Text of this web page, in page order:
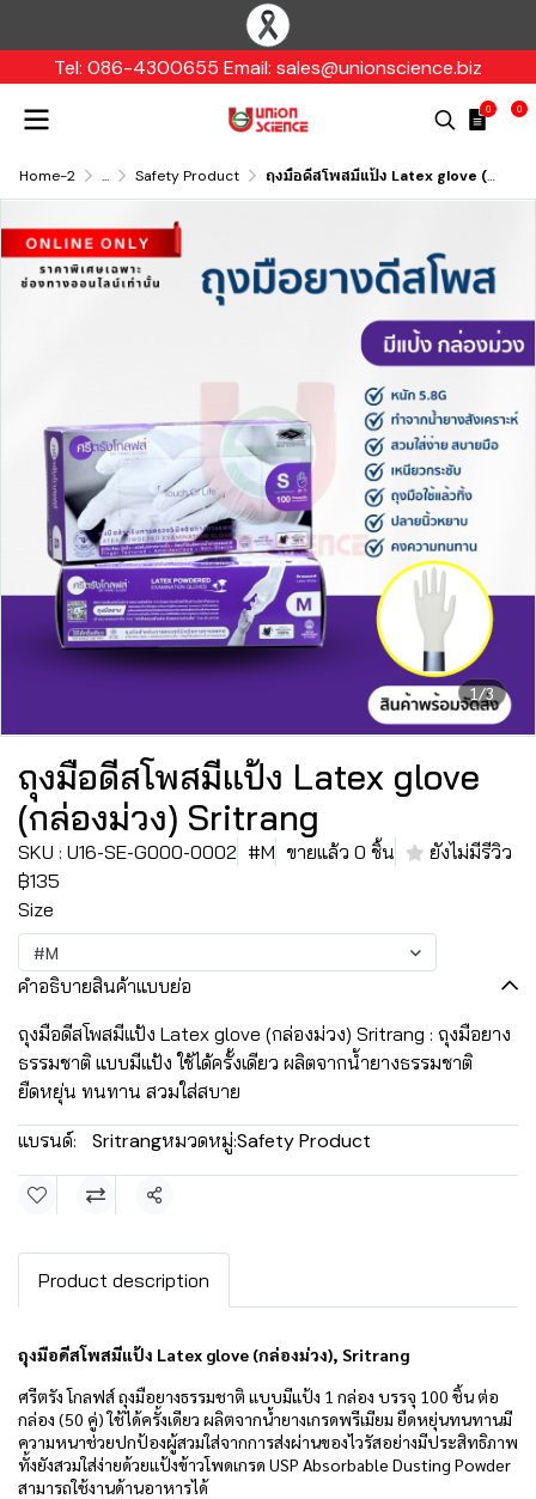
Tel: 086-4300655 Email: sales@unionscience.biz
0 0
Home-2 ... Safety Product ถุงมือดีสโพสมีแป้ง Latex glove (กล่องม่วง) Sritrang
1/3
ถุงมือดีสโพสมีแป้ง Latex glove
(กล่องม่วง) Sritrang
SKU : U16-SE-G000-0002 #M ขายแล้ว 0 ชิ้น
ยังไม่มีรีวิว
฿135
Size
#M
คำอธิบายสินค้าแบบย่อ
ถุงมือดีสโพสมีแป้ง Latex glove (กล่องม่วง) Sritrang : ถุงมือยาง
ธรรมชาติ แบบมีแป้ง ใช้ได้ครั้งเดียว ผลิตจากน้ำยางธรรมชาติ
ยืดหยุ่น ทนทาน สวมใส่สบาย
แบรนด์: Sritrangหมวดหมู่:Safety Product
แชร์
Product description
ถุงมือดีสโพสมีแป้ง Latex glove (กล่องม่วง), Sritrang
ศรีตรัง โกลฟส์ ถุงมือยางธรรมชาติ แบบมีแป้ง 1 กล่อง บรรจุ 100 ชิ้น ต่อ
กล่อง (50 คู่)ใช้ได้ครั้งเดียว ผลิตจากน้ำยางเกรดพรีเมียม ยืดหยุ่นทนทานมี
ความหนาช่วยปกป้องผู้สวมใส่จากการส่งผ่านของไวรัสอย่างมีประสิทธิภาพ
ทั้งยังสวมใส่ง่ายด้วยแป้งข้าวโพดเกรด USP Absorbable Dusting Powder
สามารถใช้งานด้านอาหารได้